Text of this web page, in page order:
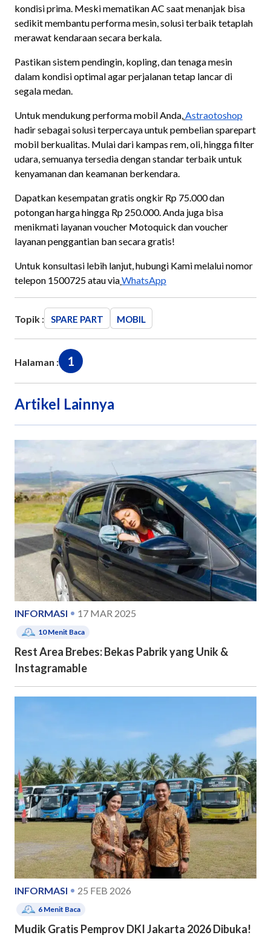
kondisi prima. Meski mematikan AC saat menanjak bisa
sedikit membantu performa mesin, solusi terbaik tetaplah
merawat kendaraan secara berkala.
Pastikan sistem pendingin, kopling, dan tenaga mesin
dalam kondisi optimal agar perjalanan tetap lancar di
segala medan.
Untuk mendukung performa mobil Anda, Astraotoshop
hadir sebagai solusi terpercaya untuk pembelian sparepart
mobil berkualitas. Mulai dari kampas rem, oli, hingga filter
udara, semuanya tersedia dengan standar terbaik untuk
kenyamanan dan keamanan berkendara.
Dapatkan kesempatan gratis ongkir Rp 75.000 dan
potongan harga hingga Rp 250.000. Anda juga bisa
menikmati layanan voucher Motoquick dan voucher
layanan penggantian ban secara gratis!
Untuk konsultasi lebih lanjut, hubungi Kami melalui nomor
telepon 1500725 atau viaWhatsApp
Topik : SPARE PART MOBIL
Halaman : 1
Artikel Lainnya
INFORMASI 17 MAR 2025
10Menit Baca
Rest Area Brebes: Bekas Pabrik yang Unik &
Instagramable
INFORMASI 25 FEB 2026
6 Menit Baca
Mudik Gratis Pemprov DKI Jakarta 2026 Dibuka!